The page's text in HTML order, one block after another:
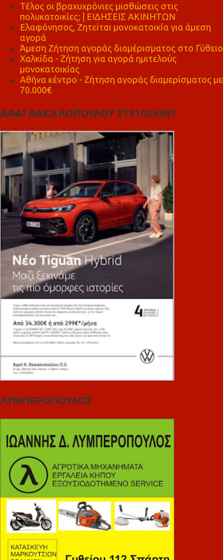
Τέλος οι βραχυχρόνιες μισθώσεις στις
πολυκατοικίες; | ΕΙΔΗΣΕΙΣ ΑΚΙΝΗΤΩΝ
Ελαφόνησος, Ζητείται μονοκατοικία για άμεση
αγορά
Άμεση Ζήτηση αγοράς διαμέρισματος στο Γύθειο
Χαλκίδα - Ζήτηση για αγορά ημιτελούς
μονοκατοικίας
Αθήνα κέντρο - Ζήτηση αγοράς διαμερίσματος με
70.000€
ΑΦΑΙ ΒΑΚΑΛΟΠΟΥΛΟΥ 2731026347
ΛΥΜΠΕΡΟΠΟΥΛΟΣ